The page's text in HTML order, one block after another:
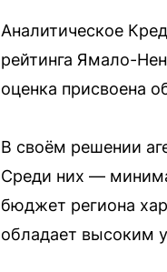
Аналитическое
рейтинга Ямало-
оценка присвоена
В своём решении
Среди них —
бюджет региона
обладает высоким